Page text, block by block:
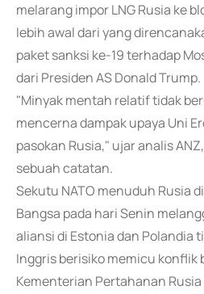
melarang impor LNG Rusia ke
lebih awal dari yang
paket sanksi ke-19 terhadap
dari Presiden AS Donald Trump.
"Minyak mentah relatif tidak
mencerna dampak upaya Uni
pasokan Rusia," ujar analis
sebuah catatan.
Sekutu NATO menuduh Rusia
Bangsa pada hari Senin
aliansi di Estonia dan Polandia
Inggris berisiko memicu konflik
Kementerian Pertahanan